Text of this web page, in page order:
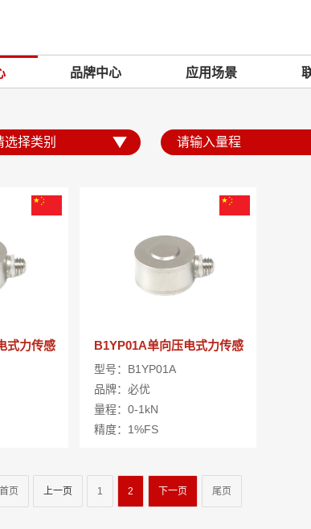
品牌中心 应用场景
式力传感
B1YP01A单向压电式力传感
器
型号：B1YP01A
品牌：必优
量程：0-1kN
精度：1%FS
首页 上一页 1 2 下一页 尾页